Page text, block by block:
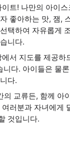
트! 나만의 아이
좋아하는 맛, 잼,
택하여 자유롭게
니다.
서 지도를 제공하
니다. 아이들은 물
다.
의 교류든, 함께 아
러분과 자녀에게
것입니다.